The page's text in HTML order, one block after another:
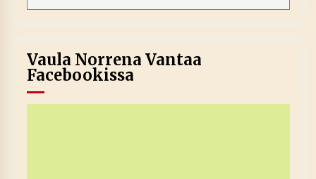
Vaula Norrena Vantaa
Facebookissa